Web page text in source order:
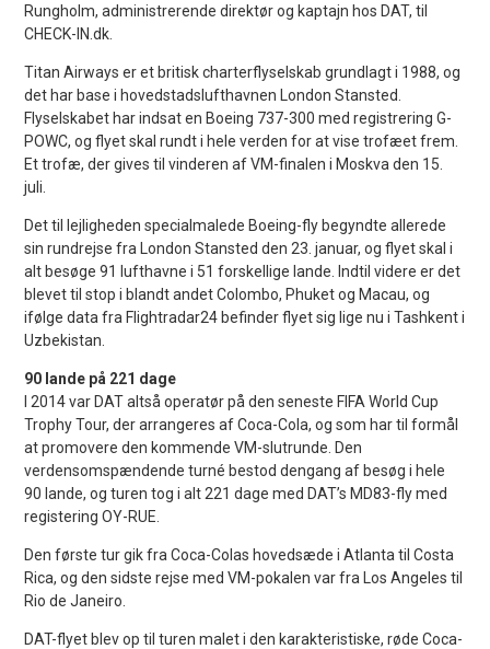
Rungholm, administrerende direktør og kaptajn hos DAT, til
CHECK-IN.dk.
Titan Airways er et britisk charterflyselskab grundlagt i 1988, og
det har base i hovedstadslufthavnen London Stansted.
Flyselskabet har indsat en Boeing 737-300 med registrering G-
POWC, og flyet skal rundt i hele verden for at vise trofæet frem.
Et trofæ, der gives til vinderen af VM-finalen i Moskva den 15.
juli.
Det til lejligheden specialmalede Boeing-fly begyndte allerede
sin rundrejse fra London Stansted den 23. januar, og flyet skal i
alt besøge 91 lufthavne i 51 forskellige lande. Indtil videre er det
blevet til stop i blandt andet Colombo, Phuket og Macau, og
ifølge data fra Flightradar24 befinder flyet sig lige nu i Tashkent i
Uzbekistan.
90 lande på 221 dage
I 2014 var DAT altså operatør på den seneste FIFA World Cup
Trophy Tour, der arrangeres af Coca-Cola, og som har til formål
at promovere den kommende VM-slutrunde. Den
verdensomspændende turné bestod dengang af besøg i hele
90 lande, og turen tog i alt 221 dage med DAT’s MD83-fly med
registering OY-RUE.
Den første tur gik fra Coca-Colas hovedsæde i Atlanta til Costa
Rica, og den sidste rejse med VM-pokalen var fra Los Angeles til
Rio de Janeiro.
DAT-flyet blev op til turen malet i den karakteristiske, røde Coca-